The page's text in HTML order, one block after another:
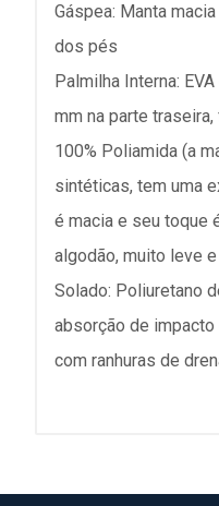
Gáspea: Manta
dos pés
Palmilha Interna:
mm na parte
100% Poliamida (a
sintéticas, tem uma
é macia e seu toque
algodão, muito leve
Solado: Poliuretano
absorção de
com ranhuras de